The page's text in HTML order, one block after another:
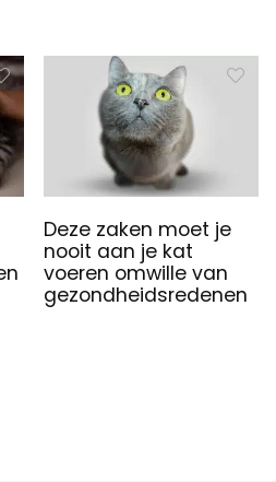
Deze zaken moet je
nooit aan je kat
voeren omwille van
gezondheidsredenen